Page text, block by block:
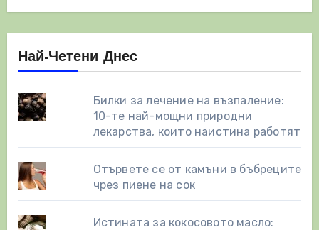
Най-Четени Днес
Билки за лечение на възпаление:
10-те най-мощни природни
лекарства, които наистина работят
Отървете се от камъни в бъбреците
чрез пиене на сок
Истината за кокосовото масло: